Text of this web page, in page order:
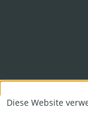
Diese Website